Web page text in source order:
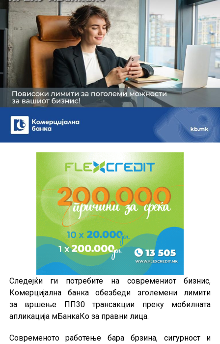
Следејќи ги потребите на современиот бизнис,
Комерцијална банка обезбеди зголемени лимити
за вршење ПП30 трансакции преку мобилната
апликација мБанкаКо за правни лица.
Современото работење бара брзина, сигурност и